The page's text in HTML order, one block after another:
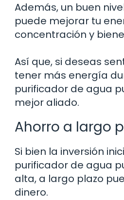
Además, un buen
puede mejorar tu
concentración y
Así que, si deseas
tener más energía
purificador de agua
mejor aliado.
Ahorro a largo
Si bien la inversión
purificador de agua
alta, a largo plazo
dinero.